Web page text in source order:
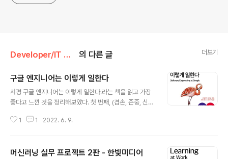
Developer/IT 도서 의 다른 글 더보기
구글 엔지니어는 이렇게 일한다
서평 구글 엔지니어는 이렇게 일한다.라는 책을 읽고 가장
좋다고 느낀 것을 정리해보았다. 첫 번째, (겸손, 존중, 신
아니라 겸손, 존중, 신뢰 3가지를 기반으로 문화를 만들었
가장 중요한 것이 지속 가능성이라고 생각한다. 당연한 말
1 1 2022. 6. 9.
머신러닝 실무 프로젝트 2판 - 한빛미디어